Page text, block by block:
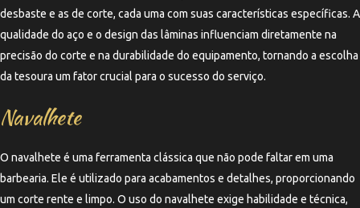
desbaste e as de corte, cada uma com suas características específicas. A
qualidade do aço e o design das lâminas influenciam diretamente na
precisão do corte e na durabilidade do equipamento, tornando a escolha
da tesoura um fator crucial para o sucesso do serviço.
Navalhete
O navalhete é uma ferramenta clássica que não pode faltar em uma
barbearia. Ele é utilizado para acabamentos e detalhes, proporcionando
um corte rente e limpo. O uso do navalhete exige habilidade e técnica,